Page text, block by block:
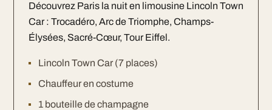
Découvrez Paris la nuit en limousine Lincoln Town
Car : Trocadéro, Arc de Triomphe, Champs-
Élysées, Sacré-Cœur, Tour Eiffel.
Lincoln Town Car (7 places)
Chauffeur en costume
1 bouteille de champagne